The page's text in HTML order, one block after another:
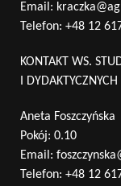
Email:
Telefon: +48 12
KONTAKT WS.
I DYDAKTYCZNYCH
Aneta Foszczyńska
Pokój: 0.10
Email:
Telefon: +48 12